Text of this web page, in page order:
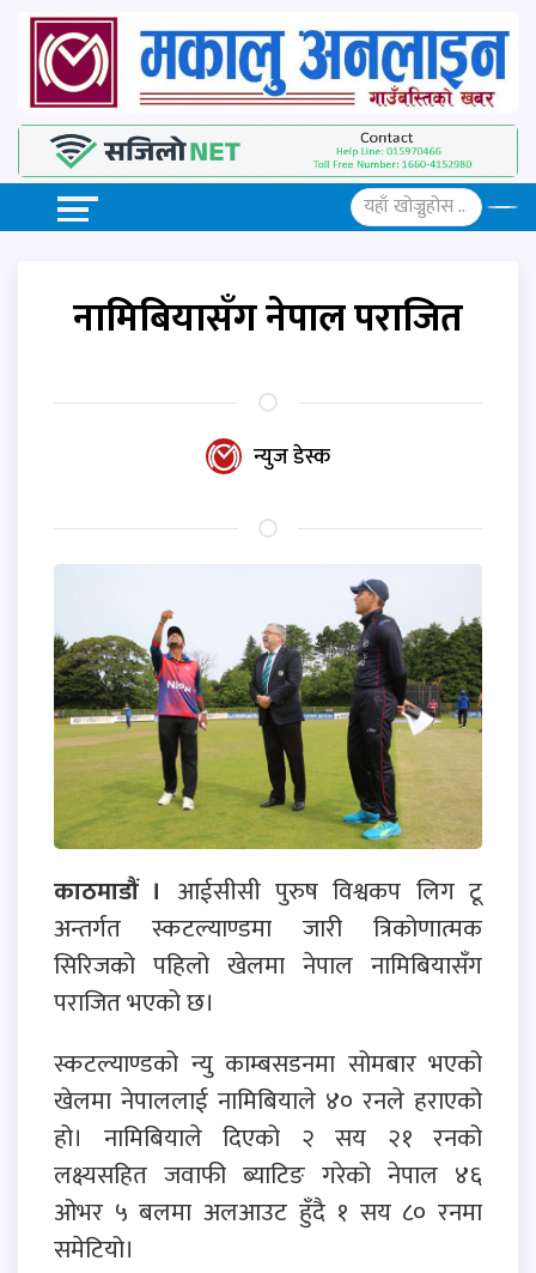
नामिबियासँग नेपाल पराजित
न्युज डेस्क
काठमाडौं । आईसीसी पुरुष विश्वकप लिग टू
अन्तर्गत स्कटल्याण्डमा जारी त्रिकोणात्मक
सिरिजको पहिलो खेलमा नेपाल नामिबियासँग
पराजित भएको छ।
स्कटल्याण्डको न्यु काम्बसडनमा सोमबार भएको
खेलमा नेपाललाई नामिबियाले ४० रनले हराएको
हो। नामिबियाले दिएको २ सय २१ रनको
लक्ष्यसहित जवाफी ब्याटिङ गरेको नेपाल ४६
ओभर ५ बलमा अलआउट हुँदै १ सय ८० रनमा
समेटियो।